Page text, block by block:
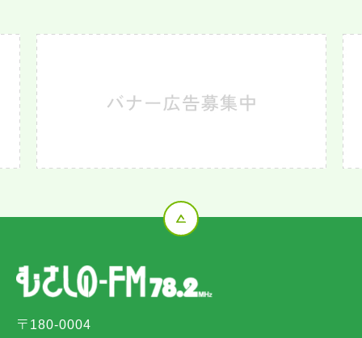
〒180-0004